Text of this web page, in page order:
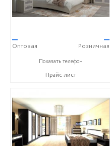
—
Оптовая
—
Розничная
+7 (4752) 56-53-36
Показать телефон
Прайс-лист